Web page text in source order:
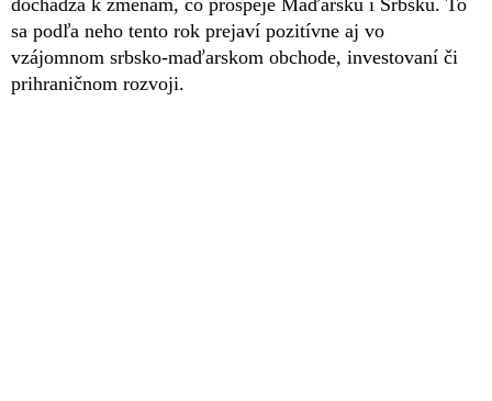
dochádza k zmenám, čo prospeje Maďarsku i Srbsku. To
sa podľa neho tento rok prejaví pozitívne aj vo
vzájomnom srbsko-maďarskom obchode, investovaní či
prihraničnom rozvoji.